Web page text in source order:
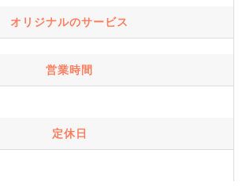
オリジナルのサービス
営業時間
定休日